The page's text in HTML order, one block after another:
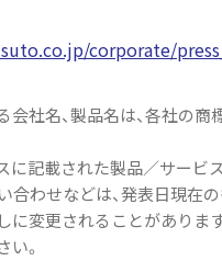
corporate/
会社名、製品名は、各社の商
に記載された製品／サービ
合わせなどは、発表日現在の
に変更されることがありま
。